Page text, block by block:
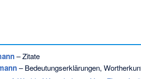
– Zitate
– Bedeutungserklärungen,